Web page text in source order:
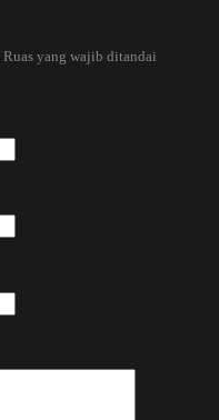
Ruas yang wajib ditandai